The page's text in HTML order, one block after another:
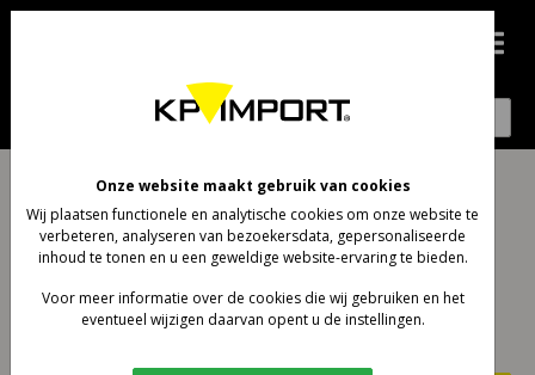
Onze website maakt gebruik van cookies
Wij plaatsen functionele en analytische cookies om onze website te
verbeteren, analyseren van bezoekersdata, gepersonaliseerde
inhoud te tonen en u een geweldige website-ervaring te bieden.
Voor meer informatie over de cookies die wij gebruiken en het
eventueel wijzigen daarvan opent u de instellingen.
Account aanmaken
Registratie is gratis en gemakkelijk!
Sneller afrekenen
Gegevens wijzigen